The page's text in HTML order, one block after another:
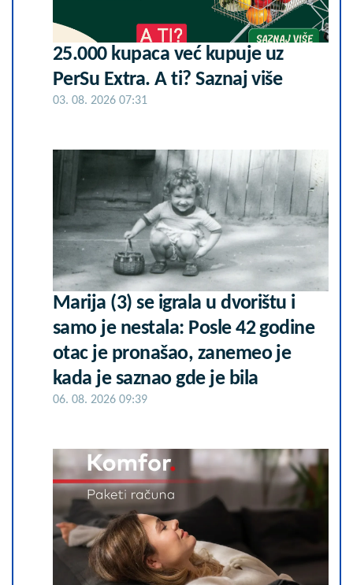
25.000 kupaca već kupuje uz
PerSu Extra. A ti? Saznaj više
03. 08. 2026 07:31
Marija (3) se igrala u dvorištu i
samo je nestala: Posle 42 godine
otac je pronašao, zanemeo je
kada je saznao gde je bila
06. 08. 2026 09:39